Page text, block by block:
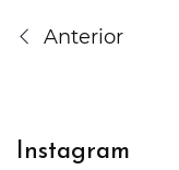
Anterior
Instagram